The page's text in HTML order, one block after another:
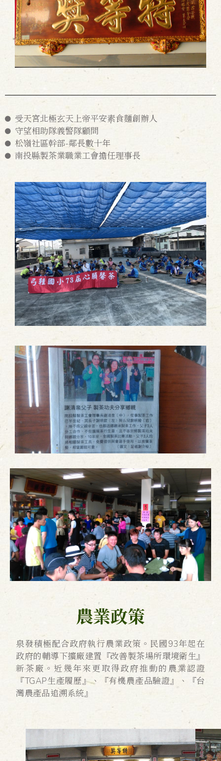
受天宮北極玄天上帝平安素食麵創辦人
守望相助隊義警隊顧問
松嶺社區幹部-鄰長數十年
南投縣製茶業職業工會擔任理事長
農業政策
泉發積極配合政府執行農業政策。民國93年起在
政府的輔導下擴廠建置『改善製茶場所環境衛生』
新茶廠。近幾年來更取得政府推動的農業認證
『TGAP生產履歷』、『有機農產品驗證』、『台
灣農產品追溯系統』